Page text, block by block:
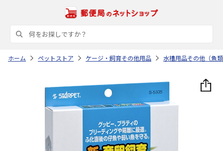
ホーム ペットストア ケージ・飼育その他用品 水槽用品その他（魚